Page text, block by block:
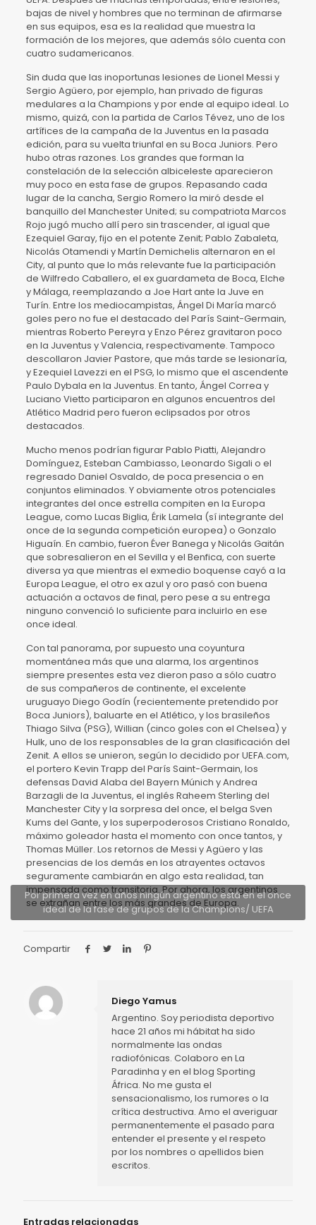
Por primera vez en años ningún argentino está en el once
ideal de la fase de grupos de la Champions/ UEFA
bajas de nivel y hombres que no terminan de afirmarse
en sus equipos, esa es la realidad que muestra la
formación de los mejores, que además sólo cuenta con
cuatro sudamericanos.
Sin duda que las inoportunas lesiones de Lionel Messi y
Sergio Agüero, por ejemplo, han privado de figuras
medulares a la Champions y por ende al equipo ideal. Lo
mismo, quizá, con la partida de Carlos Tévez, uno de los
artífices de la campaña de la Juventus en la pasada
edición, para su vuelta triunfal en su Boca Juniors. Pero
hubo otras razones. Los grandes que forman la
constelación de la selección albiceleste aparecieron
muy poco en esta fase de grupos. Repasando cada
lugar de la cancha, Sergio Romero la miró desde el
banquillo del Manchester United; su compatriota Marcos
Rojo jugó mucho allí pero sin trascender, al igual que
Ezequiel Garay, fijo en el potente Zenit; Pablo Zabaleta,
Nicolás Otamendi y Martín Demichelis alternaron en el
City, al punto que lo más relevante fue la participación
de Wilfredo Caballero, el ex guardameta de Boca, Elche
y Málaga, reemplazando a Joe Hart ante la Juve en
Turín. Entre los mediocampistas, Ángel Di María marcó
goles pero no fue el destacado del París Saint-Germain,
mientras Roberto Pereyra y Enzo Pérez gravitaron poco
en la Juventus y Valencia, respectivamente. Tampoco
descollaron Javier Pastore, que más tarde se lesionaría,
y Ezequiel Lavezzi en el PSG, lo mismo que el ascendente
Paulo Dybala en la Juventus. En tanto, Ángel Correa y
Luciano Vietto participaron en algunos encuentros del
Atlético Madrid pero fueron eclipsados por otros
destacados.
Mucho menos podrían figurar Pablo Piatti, Alejandro
Domínguez, Esteban Cambiasso, Leonardo Sigali o el
regresado Daniel Osvaldo, de poca presencia o en
conjuntos eliminados. Y obviamente otros potenciales
integrantes del once estrella compiten en la Europa
League, como Lucas Biglia, Érik Lamela (sí integrante del
once de la segunda competición europea) o Gonzalo
Higuaín. En cambio, fueron Éver Banega y Nicolás Gaitán
que sobresalieron en el Sevilla y el Benfica, con suerte
diversa ya que mientras el exmedio boquense cayó a la
Europa League, el otro ex azul y oro pasó con buena
actuación a octavos de final, pero pese a su entrega
ninguno convenció lo suficiente para incluirlo en ese
once ideal.
Con tal panorama, por supuesto una coyuntura
momentánea más que una alarma, los argentinos
siempre presentes esta vez dieron paso a sólo cuatro
de sus compañeros de continente, el excelente
uruguayo Diego Godín (recientemente pretendido por
Boca Juniors), baluarte en el Atlético, y los brasileños
Thiago Silva (PSG), Willian (cinco goles con el Chelsea) y
Hulk, uno de los responsables de la gran clasificación del
Zenit. A ellos se unieron, según lo decidido por UEFA.com,
el portero Kevin Trapp del París Saint-Germain, los
defensas David Alaba del Bayern Múnich y Andrea
Barzagli de la Juventus, el inglés Raheem Sterling del
Manchester City y la sorpresa del once, el belga Sven
Kums del Gante, y los superpoderosos Cristiano Ronaldo,
máximo goleador hasta el momento con once tantos, y
Thomas Müller. Los retornos de Messi y Agüero y las
presencias de los demás en los atrayentes octavos
seguramente cambiarán en algo esta realidad, tan
impensada como transitoria. Por ahora, los argentinos
se extrañan entre los más grandes de Europa.
Compartir
Diego Yamus
Argentino. Soy periodista deportivo
hace 21 años mi hábitat ha sido
normalmente las ondas
radiofónicas. Colaboro en La
Paradinha y en el blog Sporting
África. No me gusta el
sensacionalismo, los rumores o la
crítica destructiva. Amo el averiguar
permanentemente el pasado para
entender el presente y el respeto
por los nombres o apellidos bien
escritos.
Entradas relacionadas